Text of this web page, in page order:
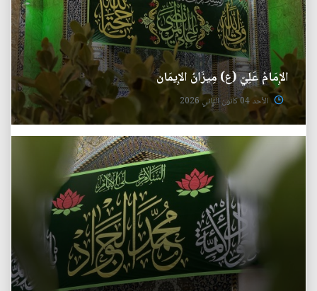
الإِمَامُ عَلِيّ (ع) مِيزَانُ الإِيمَان
الأحد 04 كانون الثاني 2026